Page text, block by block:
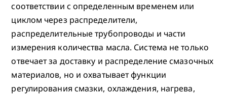
соответствии с определенным временем или
циклом через распределители,
распределительные трубопроводы и части
измерения количества масла. Система не только
отвечает за доставку и распределение смазочных
материалов, но и охватывает функции
регулирования смазки, охлаждения, нагрева,